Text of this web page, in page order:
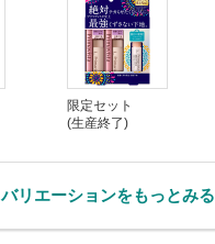
限定セット
(生産終了)
バリエーションをもっとみる